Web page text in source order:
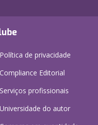
Política de privacidade
Compliance Editorial
Serviços profissionais
Universidade do autor